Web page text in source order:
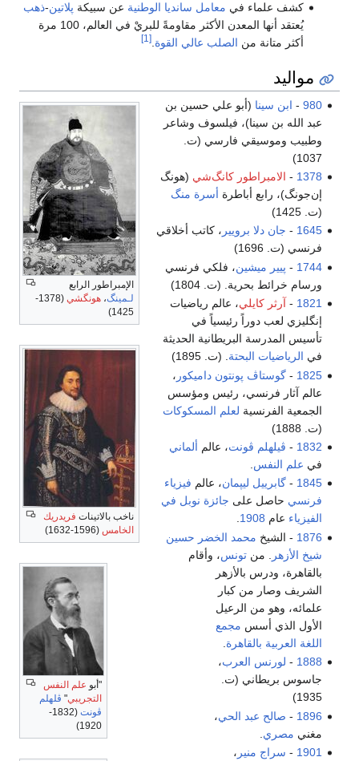
كشف علماء في معامل سانديا الوطنية عن سبيكة پلاتين-ذهب
يُعتقد أنها المعدن الأكثر مقاومةً للبريْ في العالم، 100 مرة
أكثر متانة من الصلب عالي القوة.
[1]
مواليد
الإمبراطور الرابع
لـمينگ، هونگشي
(1378-
1425)
ناخب بالاتينات فريدريك
الخامس (1596-1632)
"أبو علم النفس
التجريبي" ڤلهلم
ڤونت
(1832-
1920)
980
- ابن سينا (أبو علي حسين بن
عبد الله بن سينا)، فيلسوف وشاعر
وطبيب وموسيقي فارسي (ت.
1037)
1378
- الامبراطور كانگ‌شي (هونگ
إن‌جونگ)، رابع أباطرة أسرة منگ
(ت. 1425)
1645
- جان دلا برويير ، كاتب أخلاقي
فرنسي (ت. 1696)
1744
- پيير ميشين، فلكي فرنسي
ورسام خرائط بحرية. (ت. 1804)
1821
- آرثر كايلي، عالم رياضيات
إنگليزي لعب دوراً رئيسياً في
تأسيس المدرسة البريطانية الحديثة
في الرياضيات البحتة. (ت. 1895)
1825
-گوستاڤ پونتون داميكور ،
عالم آثار فرنسي، رئيس ومؤسس
الجمعية الفرنسية لعلم المسكوكات
(ت. 1888)
1832
- ڤيلهلم ڤونت، عالم ألماني
في علم النفس
1845
-گابرييل ليپمان، عالم فيزياء
فرنسي حاصل على جائزة نوبل في
الفيزياء عام 1908
.
1876 - الشيخ محمد الخضر حسين
شيخ الأزهر
. منتونس، وأقام
بالقاهرة، ودرس بالأزهر
الشريف وصار من كبار
علمائه، وهو من الرعيل
الأول الذي أسس مجمع
اللغة العربية بالقاهرة
1888
- لورنس العرب،
جاسوس بريطاني (ت.
1935)
1896
- صالح عبد الحي،
مغني مصري
1901
- سراج منير ،